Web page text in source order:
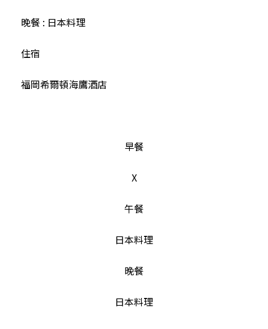
晚餐 : 日本料理
住宿
福岡希爾頓海鷹酒店
早餐
X
午餐
日本料理
晚餐
日本料理